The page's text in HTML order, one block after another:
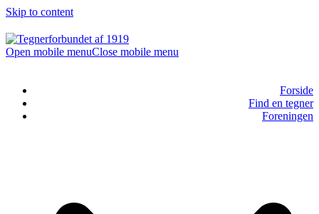
Skip to content
Open mobile menuClose mobile menu
Forside
Find en tegner
Foreningen